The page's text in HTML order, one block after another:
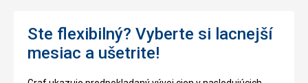
Ste flexibilný? Vyberte si lacnejší
mesiac a ušetrite!